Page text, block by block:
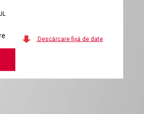
Descărcare fișă de date